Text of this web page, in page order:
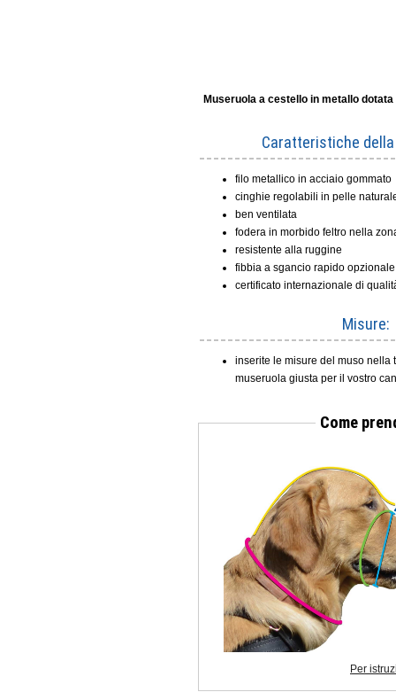
Museruola a cestello in metallo
Caratteristiche
filo metallico in acciaio gommato
cinghie regolabili in pelle
ben ventilata
fodera in morbido feltro nella
resistente alla ruggine
fibbia a sgancio rapido opzionale
certificato internazionale di
Misure:
inserite le misure del muso nella
museruola giusta per il vostro
Come
Per